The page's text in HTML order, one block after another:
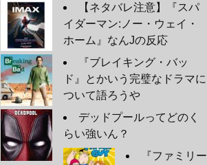
【ネタバレ注意】『スパ
イダーマン:ノー・ウェイ・
ホーム』なんJの反応
『ブレイキング・バッ
ド』とかいう完璧なドラマに
ついて語ろうや
デッドプールってどのく
らい強いん？
『ファミリー